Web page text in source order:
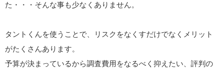
た・・・そんな事も少なくありません。
タントくんを使うことで、リスクをなくすだけでなくメリット
がたくさんあります。
予算が決まっているから調査費用をなるべく抑えたい、評判の